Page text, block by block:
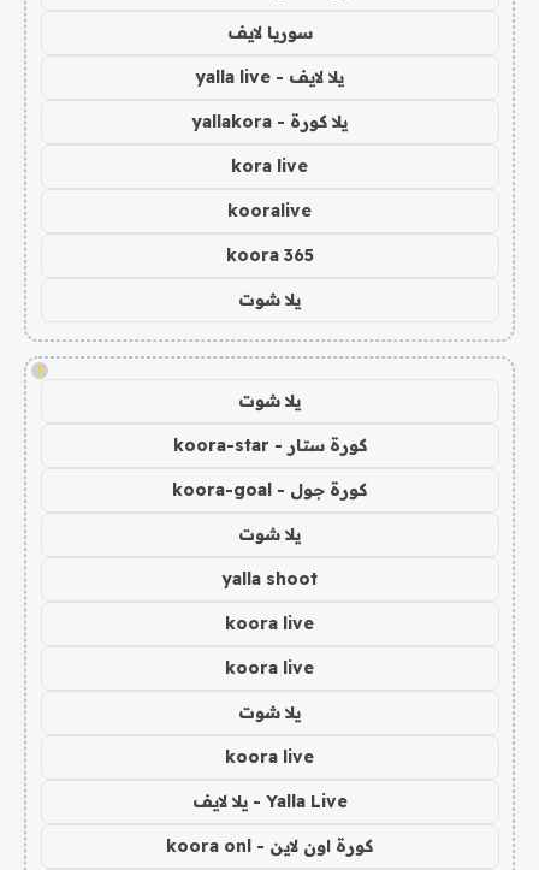
سوريا لايف
يلا لايف - yalla live
يلا كورة - yallakora
kora live
kooralive
koora 365
يلا شوت
!
يلا شوت
كورة ستار - koora-star
كورة جول - koora-goal
يلا شوت
yalla shoot
koora live
koora live
يلا شوت
koora live
Yalla Live - يلا لايف
كورة اون لاين - koora onl